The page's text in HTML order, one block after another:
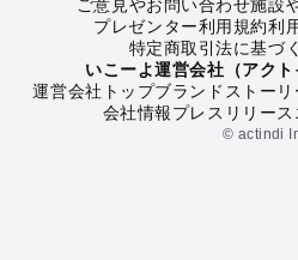
福岡の動物園
福岡のバーベキュー
福岡の釣り
福岡の牧場
福岡のプール
ご意見やお問い合わせ施設
プレゼンター利用規約利
特定商取引法に基づ
いこーよ運営会社（アクト
運営会社トップブランドストーリ
会社情報プレスリリース
© actindi